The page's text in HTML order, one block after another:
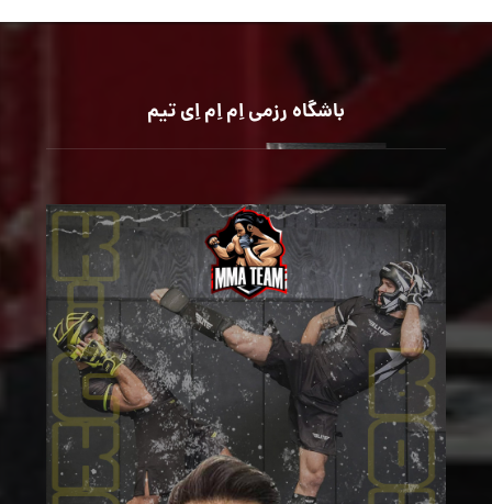
باشگاه رزمی اِم اِم اِی تیم